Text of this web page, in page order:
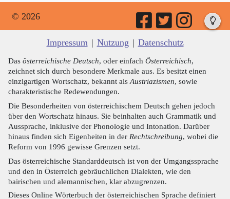
© 2026
Impressum | Nutzung | Datenschutz
Das österreichische Deutsch, oder einfach Österreichisch,
zeichnet sich durch besondere Merkmale aus. Es besitzt einen
einzigartigen Wortschatz, bekannt als Austriazismen, sowie
charakteristische Redewendungen.
Die Besonderheiten von österreichischem Deutsch gehen jedoch
über den Wortschatz hinaus. Sie beinhalten auch Grammatik und
Aussprache, inklusive der Phonologie und Intonation. Darüber
hinaus finden sich Eigenheiten in der Rechtschreibung, wobei die
Reform von 1996 gewisse Grenzen setzt.
Das österreichische Standarddeutsch ist von der Umgangssprache
und den in Österreich gebräuchlichen Dialekten, wie den
bairischen und alemannischen, klar abzugrenzen.
Dieses Online Wörterbuch der österreichischen Sprache definiert